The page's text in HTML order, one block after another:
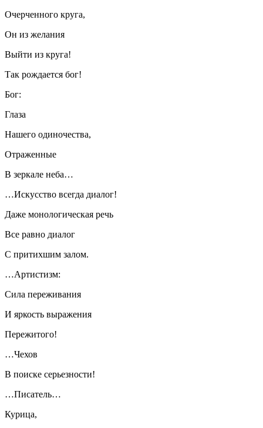
Очерченного круга,
Он из желания
Выйти из круга!
Так рождается бог!
Бог:
Глаза
Нашего одиночества,
Отраженные
В зеркале неба…
…Искусство всегда диалог!
Даже монологическая речь
Все равно диалог
С притихшим залом.
…Артистизм:
Сила переживания
И яркость выражения
Пережитого!
…Чехов
В поиске серьезности!
…Писатель…
Курица,